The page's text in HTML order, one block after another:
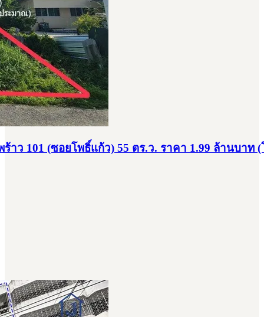
ว 101 (ซอยโพธิ์แก้ว) 55 ตร.ว. ราคา 1.99 ล้านบาท (